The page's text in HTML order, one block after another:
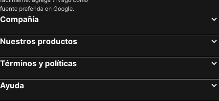
fuente preferida en Google.
Compañía
Nuestros productos
Términos y políticas
Ayuda